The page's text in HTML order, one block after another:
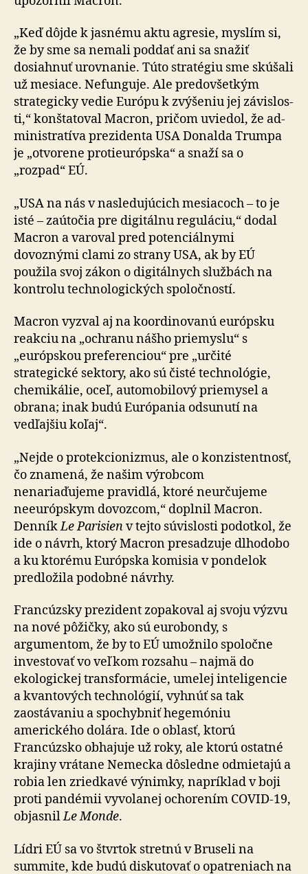
„Keď dôjde k jasnému aktu agresie, myslím si,
že by sme sa nemali poddať ani sa snažiť
dosiahnuť urovnanie. Túto stratégiu sme skúšali
už mesiace. Nefunguje. Ale pre­do­všet­kým
strategicky vedie Európu k zvýšeniu jej zá­vis­los­
ti,“ konštatoval Macron, pričom uviedol, že ad­
mi­ni­stra­tí­va prezidenta USA Donalda Trumpa
je „otvorene pro­ti­európska“ a snaží sa o
„rozpad“ EÚ.
„USA na nás v nasledujúcich mesiacoch – to je
isté – za­ú­to­čia pre digitálnu reguláciu,“ dodal
Macron a varoval pred potenciálnymi
dovoznými clami zo strany USA, ak by EÚ
použila svoj zákon o digitálnych službách na
kontrolu technologických spoločností.
Macron vyzval aj na koordinovanú európsku
reakciu na „ochranu nášho priemyslu“ s
„európskou preferenciou“ pre „určité
strategické sektory, ako sú čisté technológie,
chemikálie, oceľ, automobilový priemysel a
obrana; inak budú Európania odsunutí na
vedľajšiu koľaj“.
„Nejde o protekcionizmus, ale o konzistentnosť,
čo zna­me­ná, že našim výrobcom
nenariaďujeme pravidlá, ktoré neurčujeme
neeurópskym dovozcom,“ doplnil Macron.
DenníkLe Parisienv tejto súvislosti podotkol, že
ide o návrh, ktorý Macron presadzuje dlhodobo
a ku ktorému Európska komisia v pondelok
predložila podobné návrhy.
Francúzsky prezident zopakoval aj svoju výzvu
na nové pôžičky, ako sú eurobondy, s
argumentom, že by to EÚ umožnilo spoločne
investovať vo veľkom rozsahu – najmä do
ekologickej transformácie, umelej inteligencie
a kvan­to­vých technológií, vyhnúť sa tak
zaostávaniu a spo­chyb­niť hegemóniu
amerického dolára. Ide o oblasť, ktorú
Francúzsko obhajuje už roky, ale ktorú ostatné
krajiny vrátane Nemecka dôsledne odmietajú a
robia len zried­ka­vé výnimky, napríklad v boji
proti pandémii vyvolanej ochorením COVID-19,
objasnilLe Monde.
Lídri EÚ sa vo štvrtok stretnú v Bruseli na
summite, kde budú diskutovať o opatreniach na